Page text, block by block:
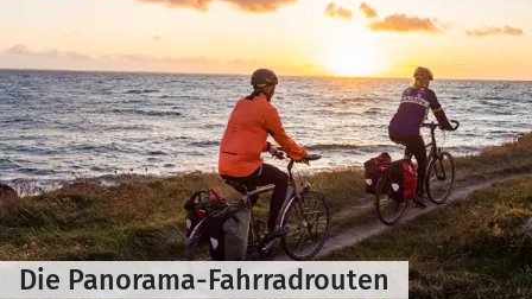
Die Panorama-Fahrradrouten